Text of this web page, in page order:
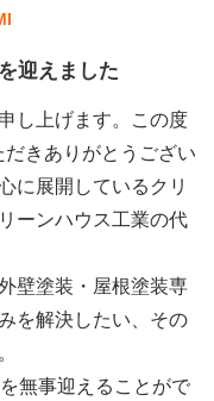
迎えました
し上げます。この度
きありがとうござい
に展開しているクリ
ーンハウス工業の代
壁塗装・屋根塗装専
を解決したい、その
無事迎えることがで